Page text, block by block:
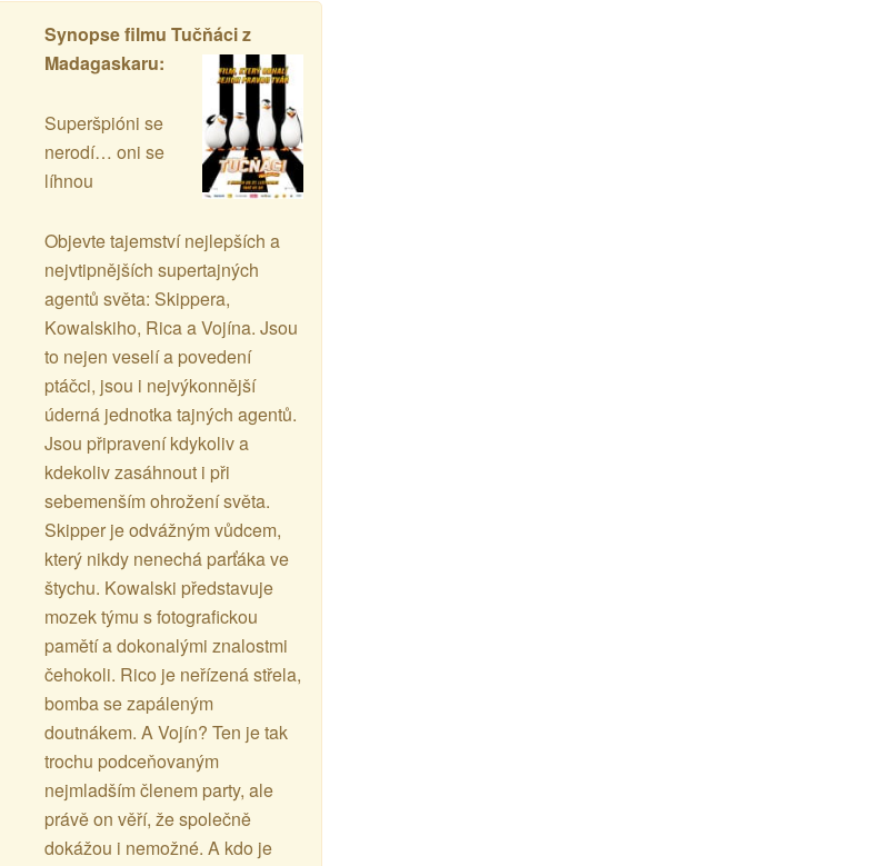
Synopse filmu Tučňáci z
Madagaskaru:
Superšpióni se
nerodí… oni se
líhnou
Objevte tajemství nejlepších a
nejvtipnějších supertajných
agentů světa: Skippera,
Kowalskiho, Rica a Vojína. Jsou
to nejen veselí a povedení
ptáčci, jsou i nejvýkonnější
úderná jednotka tajných agentů.
Jsou připravení kdykoliv a
kdekoliv zasáhnout i při
sebemenším ohrožení světa.
Skipper je odvážným vůdcem,
který nikdy nenechá parťáka ve
štychu. Kowalski představuje
mozek týmu s fotografickou
pamětí a dokonalými znalostmi
čehokoli. Rico je neřízená střela,
bomba se zapáleným
doutnákem. A Vojín? Ten je tak
trochu podceňovaným
nejmladším členem party, ale
právě on věří, že společně
dokážou i nemožné. A kdo je